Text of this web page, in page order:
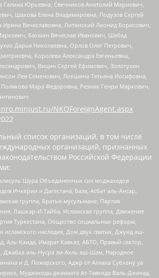
Галина Юрьевна, Свечников Анатолий Мариевич,
Шахова Елена Владимировна, Подузов Сергей
Ирина Вячеславовна, Литинский Леонид Борисович,
Бахмин Вячеслав Иванович, Шабад
Дарья Николаевна, Орлов Олег Петрович,
Королева Александра Евгеньевна,
Вицин Сергей Ефимович, Золотухин
Лев Семенович, Локшина Татьяна Иосифовна,
Мара Федоровна, Резник Генри Маркович,
NKOForeignAgent.aspx
список организаций, в том числе
организаций, признанных
Российской Федерации
Шура Объединенных сил моджахедов
Ичкерии и Дагестана, База, Асбат аль-Ансар,
группа, Братья-мусульмане, Партия
Лашкар-И-Тайба, Исламская группа, Движение
Туркестана, Общество социальных реформ,
исламского наследия, Дом двух святых, Джунд аш-
Аль-Каида, Имарат Кавказ, АБТО, Правый сектор,
Джабха аль-Нусра ли-Ахль аш-Шам, Народное
и Д. Пожарского, Аджр от Аллаха Субхану уа
Муджахеды джамаата Ат-Тавхида Валь-Джихад,